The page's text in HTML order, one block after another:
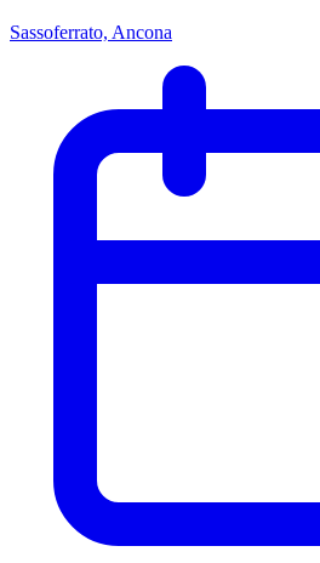
Sassoferrato, Ancona